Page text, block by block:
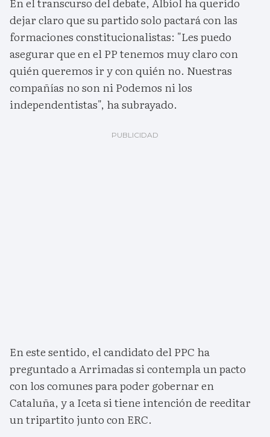
dejar claro que su partido solo pactará con las
formaciones constitucionalistas: "Les puedo
asegurar que en el PP tenemos muy claro con
quién queremos ir y con quién no. Nuestras
compañías no son ni Podemos ni los
independentistas", ha subrayado.
En este sentido, el candidato del PPC ha
preguntado a Arrimadas si contempla un pacto
con los comunes para poder gobernar en
Cataluña, y a Iceta si tiene intención de reeditar
un tripartito junto con ERC.